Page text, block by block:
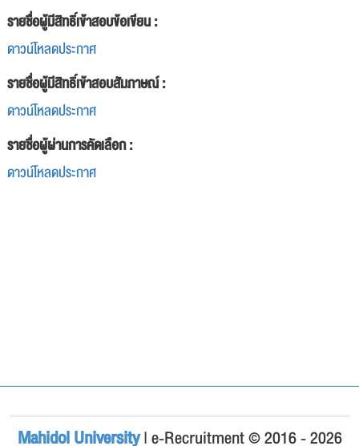
รายชื่อผู้มีสิทธิ์เข้าสอบข้อเขียน :
ดาวน์โหลดประกาศ
รายชื่อผู้มีสิทธิ์เข้าสอบสัมภาษณ์ :
ดาวน์โหลดประกาศ
รายชื่อผู้ผ่านการคัดเลือก :
ดาวน์โหลดประกาศ
Mahidol University| e-Recruitment © 2016 - 2026